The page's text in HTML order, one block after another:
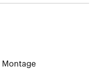
Montage